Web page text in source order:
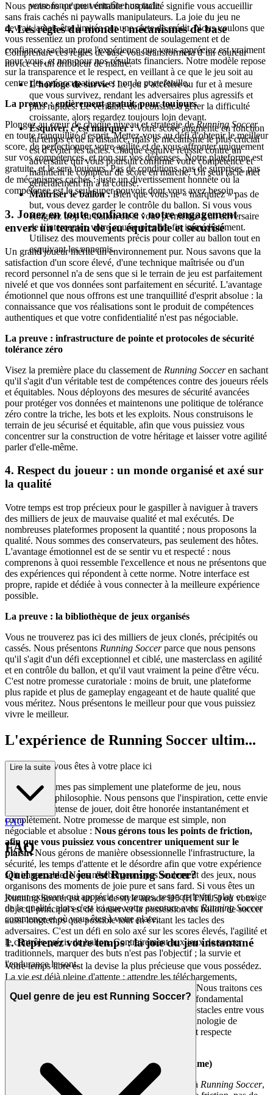
votre fonce peut entraîner un tacle.
4. Les règles du monde : mécanismes de base
Comprendre ces règles de base vous transformera d’un coureur
novice en un dribbleur de maître.
L’horloge de survie :Le jeu s’accélère au fur et à mesure
que vous survivez, rendant les adversaires plus agressifs et
plus rapides. Le véritable défi consiste à gérer la difficulté
croissante, alors regardez toujours loin devant.
Esquiver, c’est marquer :Votre score augmente en fonction
du temps et de la distance, mais le mécanisme le plus crucial
est d’éviter les tacles. Chaque esquive réussie contre un
adversaire qui vous poursuit confirme votre compétence et
maintient le compteur de score en marche. Un seul tacle met
généralement fin à la course.
Maîtriser le ballon :Bien que vous ne « marquiez » pas de
but, vous devez garder le contrôle du ballon. Si vous vous
éloignez trop du ballon ou si vous permettez à un adversaire
de l’intercepter, votre course prendra fin immédiatement.
Utilisez des mouvements précis pour coller au ballon tout en
esquivant les ennemis.
Nous pensons qu'une véritable hospitalité signifie vous accueillir
sans frais cachés ni paywalls manipulateurs. La joie du jeu ne
devrait jamais être limitée par une carte de crédit. Nous voulons que
vous ressentiez un profond sentiment de soulagement et de
confiance, sachant que l'expérience que vous appréciez est vraiment
pour vous, et non pour nos résultats financiers. Notre modèle repose
sur la transparence et le respect, en veillant à ce que le jeu soit au
centre des préoccupations, et non le portefeuille.
La preuve : entièrement gratuit, pour toujours
Plongez au cœur de chaque niveau et stratégie deRunning Soccer
en toute tranquillité d'esprit. Mettez-vous au défi d'obtenir le meilleur
score, de perfectionner votre agilité et de vous affronter uniquement
sur vos compétences, et non sur vos dépenses. Notre plateforme est
gratuite, et le sera toujours. Pas de conditions, pas de surprises, pas
de mécanismes cachés : juste un divertissement honnête où la
compétence est le seul super pouvoir dont vous avez besoin.
3. Jouez en toute confiance : notre engagement
envers un terrain de jeu équitable et sécurisé
Un grand joueur mérite un environnement pur. Nous savons que la
satisfaction d'un score élevé, d'une technique maîtrisée ou d'un
record personnel n'a de sens que si le terrain de jeu est parfaitement
nivelé et que vos données sont parfaitement en sécurité. L'avantage
émotionnel que nous offrons est une tranquillité d'esprit absolue : la
connaissance que vos réalisations sont le produit de compétences
authentiques et que votre confidentialité n'est pas négociable.
La preuve : infrastructure de pointe et protocoles de sécurité
tolérance zéro
Visez la première place du classement de Running Socceren sachant
qu'il s'agit d'un véritable test de compétences contre des joueurs réels
et équitables. Nous déployons des mesures de sécurité avancées
pour protéger vos données et maintenons une politique de tolérance
zéro contre la triche, les bots et les exploits. Nous construisons le
terrain de jeu sécurisé et équitable, afin que vous puissiez vous
concentrer sur la construction de votre héritage et laisser votre agilité
parler d'elle-même.
4. Respect du joueur : un monde organisé et axé sur
la qualité
Votre temps est trop précieux pour le gaspiller à naviguer à travers
des milliers de jeux de mauvaise qualité et mal exécutés. De
nombreuses plateformes proposent la quantité ; nous proposons la
qualité. Nous sommes des conservateurs, pas seulement des hôtes.
L'avantage émotionnel est de se sentir vu et respecté : nous
comprenons à quoi ressemble l'excellence et nous ne présentons que
des expériences qui répondent à cette norme. Notre interface est
propre, rapide et dédiée à vous connecter à la meilleure expérience
possible.
La preuve : la bibliothèque de jeux organisés
Vous ne trouverez pas ici des milliers de jeux clonés, précipités ou
cassés. Nous présentons Running Soccerparce que nous pensons
qu'il s'agit d'un défi exceptionnel et ciblé, une masterclass en agilité
et en contrôle du ballon, et qu'il vaut vraiment la peine d'être vécu.
C'est notre promesse curatoriale : moins de bruit, une plateforme
plus rapide et plus de gameplay engageant et de haute qualité que
vous méritez. Nous présentons le meilleur pour que vous puissiez
vivre le meilleur.
L'expérience de Running Soccer ultim...
e : pourquoi vous êtes à votre place ici
Nous ne sommes pas simplement une plateforme de jeu, nous
sommes une philosophie. Nous pensons que l'inspiration, cette envie
soudaine et intense de jouer, doit être honorée instantanément et
complètement. Notre promesse de marque est simple, non
négociable et absolue : Nous gérons tous les points de friction,
afin que vous puissiez vous concentrer uniquement sur le
plaisir.Nous gérons de manière obsessionnelle l'infrastructure, la
sécurité, les temps d'attente et le désordre afin que votre expérience
soit impeccable. Nous n'hébergeons pas seulement des jeux, nous
organisons des moments de joie pure et sans fard. Si vous êtes un
joueur exigeant qui apprécie son temps, respecte le fair-play et exige
de la qualité, alors c'est ici que votre aventure avecRunning Soccer
commence et où vous êtes à votre place.
1. Reprenez votre temps : la joie du jeu instantané
Votre temps libre est la devise la plus précieuse que vous possédez.
La vie est déjà pleine d'attente : attendre les téléchargements,
attendre les mises à jour, attendre les installations. Nous traitons ces
obstacles au plaisir comme un manque de respect fondamental
envers vous, le joueur. Nous éliminons tous les obstacles entre vous
et l'action. Notre plateforme est basée sur une technologie de
chargement instantané propriétaire qui reconnaît et respecte
La preuve : accès instantané HTML5 réel (iframe)
Voici notre promesse : lorsque vous voulez jouer à Running Soccer,
Lire la suite
FAQ
FAQ
Quel genre de jeu est Running Soccer?
Running Soccer est un jeu de style arcade H5 (HTML5) où votre
objectif principal est de conserver la possession du ballon de soccer
aussi longtemps que possible tout en évitant les tacles des
adversaires. C'est un défi en solo axé sur les scores élevés, l'agilité et
le contrôle précis du ballon. Contrairement aux jeux de soccer
traditionnels, marquer des buts n'est pas l'objectif ; la survie et
l'endurance le sont.
Quel genre de jeu est Running Soccer?